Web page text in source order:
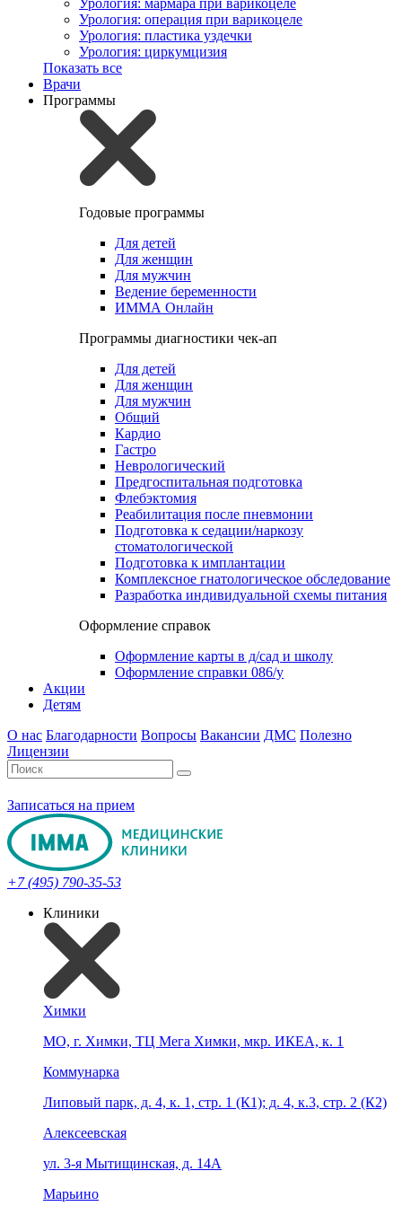
Урология: мармара при варикоцеле
Урология: операция при варикоцеле
Урология: пластика уздечки
Урология: циркумцизия
Показать все
Врачи
Программы
Годовые программы
Для детей
Для женщин
Для мужчин
Ведение беременности
ИММА Онлайн
Программы диагностики чек-ап
Для детей
Для женщин
Для мужчин
Общий
Кардио
Гастро
Неврологический
Предгоспитальная подготовка
Флебэктомия
Реабилитация после пневмонии
Подготовка к седации/наркозу
стоматологической
Подготовка к имплантации
Комплексное гнатологическое обследование
Разработка индивидуальной схемы питания
Оформление справок
Оформление карты в д/сад и школу
Оформление справки 086/у
Акции
Детям
О нас Благодарности Вопросы Вакансии ДМС Полезно
Лицензии
Записаться на прием
+7 (495) 790-35-53
Клиники
Химки
МО, г. Химки, ТЦ Мега Химки, мкр. ИКЕА, к. 1
Коммунарка
Липовый парк, д. 4, к. 1, стр. 1 (К1); д. 4, к.3, стр. 2 (К2)
Алексеевская
ул. 3-я Мытищинская, д. 14А
Марьино